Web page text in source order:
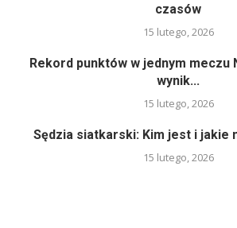
czasów
15 lutego, 2026
Rekord punktów w jednym meczu
wynik...
15 lutego, 2026
Sędzia siatkarski: Kim jest i jakie
15 lutego, 2026